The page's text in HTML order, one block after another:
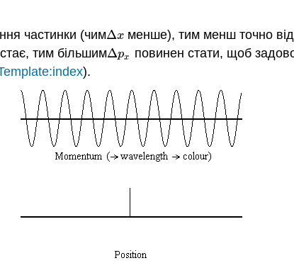
частинки (чимΔx
Δx менше), тим менш точно
стає, тим більшимΔpx
Δpx повинен стати, щоб
).